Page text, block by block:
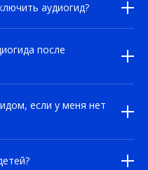
аудиогид?
после
если у меня нет